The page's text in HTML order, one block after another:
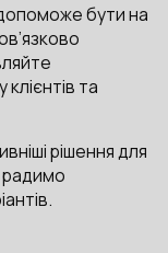
бути на
та
рішення для
радимо